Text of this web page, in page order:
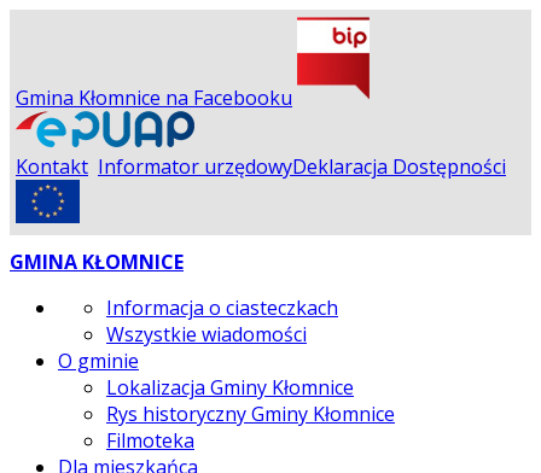
Gmina Kłomnice na Facebooku
Kontakt Informator urzędowyDeklaracja Dostępności
GMINA KŁOMNICE
Informacja o ciasteczkach
Wszystkie wiadomości
O gminie
Lokalizacja Gminy Kłomnice
Rys historyczny Gminy Kłomnice
Filmoteka
Dla mieszkańca